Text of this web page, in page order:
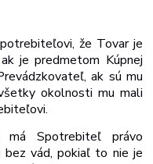
že Tovar je
je predmetom Kúpnej
ak sú mu
okolnosti mu mali
Spotrebiteľ právo
bez vád, pokiaľ to nie je